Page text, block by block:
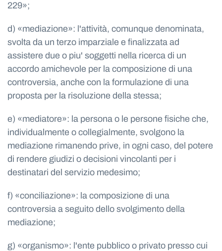
229»;
d) «mediazione»: l'attività, comunque denominata,
svolta da un terzo imparziale e finalizzata ad
assistere due o piu' soggetti nella ricerca di un
accordo amichevole per la composizione di una
controversia, anche con la formulazione di una
proposta per la risoluzione della stessa;
e) «mediatore»: la persona o le persone fisiche che,
individualmente o collegialmente, svolgono la
mediazione rimanendo prive, in ogni caso, del potere
di rendere giudizi o decisioni vincolanti per i
destinatari del servizio medesimo;
f) «conciliazione»: la composizione di una
controversia a seguito dello svolgimento della
mediazione;
g) «organismo»: l'ente pubblico o privato presso cui